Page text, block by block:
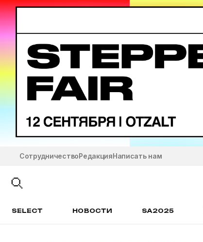
СотрудничествоРедакцияНаписать нам
SELECT НОВОСТИ SA2025